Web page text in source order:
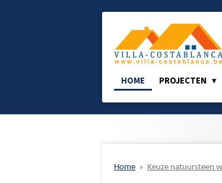
HOME PROJECTEN
Home » Keuze natuursteen